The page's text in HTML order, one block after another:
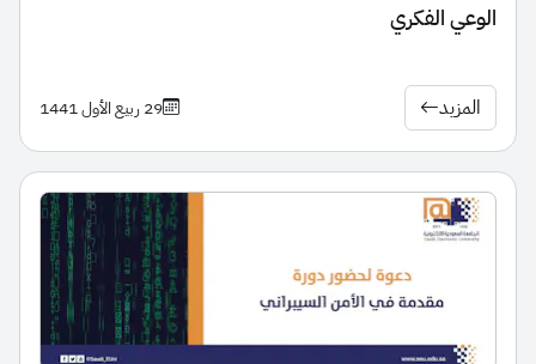
الوعي الفكري
المزيد 29 ربيع الأول 1441